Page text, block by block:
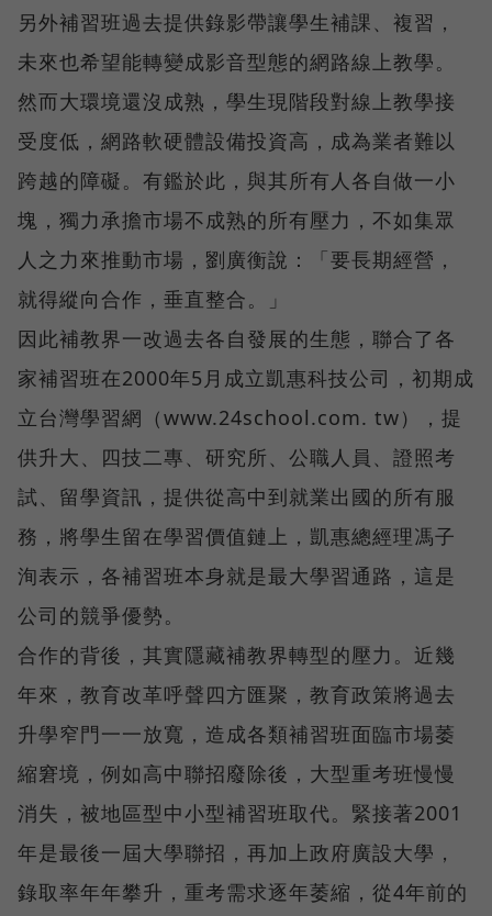
另外補習班過去提供錄影帶讓學生補課、複習，
未來也希望能轉變成影音型態的網路線上教學。
然而大環境還沒成熟，學生現階段對線上教學接
受度低，網路軟硬體設備投資高，成為業者難以
跨越的障礙。有鑑於此，與其所有人各自做一小
塊，獨力承擔市場不成熟的所有壓力，不如集眾
人之力來推動市場，劉廣衡說：「要長期經營，
就得縱向合作，垂直整合。」
因此補教界一改過去各自發展的生態，聯合了各
家補習班在2000年5月成立凱惠科技公司，初期成
立台灣學習網（www.24school.com. tw），提
供升大、四技二專、研究所、公職人員、證照考
試、留學資訊，提供從高中到就業出國的所有服
務，將學生留在學習價值鏈上，凱惠總經理馮子
洵表示，各補習班本身就是最大學習通路，這是
公司的競爭優勢。
合作的背後，其實隱藏補教界轉型的壓力。近幾
年來，教育改革呼聲四方匯聚，教育政策將過去
升學窄門一一放寬，造成各類補習班面臨市場萎
縮窘境，例如高中聯招廢除後，大型重考班慢慢
消失，被地區型中小型補習班取代。緊接著2001
年是最後一屆大學聯招，再加上政府廣設大學，
錄取率年年攀升，重考需求逐年萎縮，從4年前的